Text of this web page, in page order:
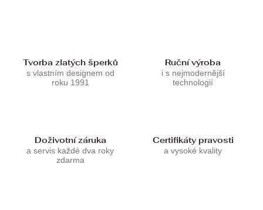
Tvorba zlatých šperků
s vlastním designem od
roku 1991
Ruční výroba
i s nejmodernější
technologií
Doživotní záruka
a servis každé dva roky
zdarma
Certifikáty pravosti
a vysoké kvality